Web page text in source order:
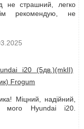
не страшний, легко
рекомендую, не
i20 (5дв.)(mkII)
Frogum
Міцний, надійний,
мого Hyundai i20.